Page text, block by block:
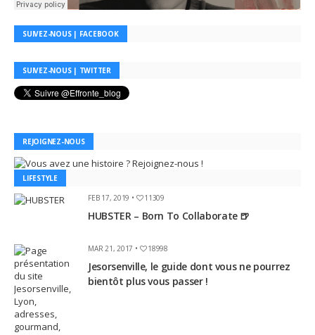
SUIVEZ-NOUS | FACEBOOK
SUIVEZ-NOUS | TWITTER
REJOIGNEZ-NOUS
LIFESTYLE
FEB 17, 2019 •
11309
HUBSTER – Born To Collaborate 🍺
MAR 21, 2017 • 18998
Jesorsenville, le guide dont vous ne pourrez
bientôt plus vous passer !